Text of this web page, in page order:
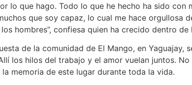
lo que hago. Todo lo que he hecho ha sido
que soy capaz, lo cual me hace orgullosa
hombres”, confiesa quien ha crecido dentro de
de la comunidad de El Mango, en Yaguajay,
los hilos del trabajo y el amor vuelan juntos.
memoria de este lugar durante toda la vida.